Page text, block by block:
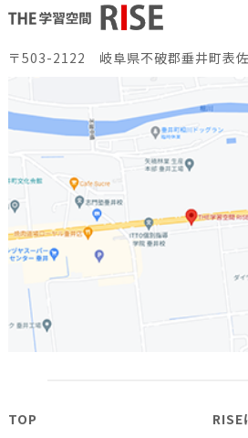
〒503-2122 岐阜県不破郡垂井町表
TOP RISE